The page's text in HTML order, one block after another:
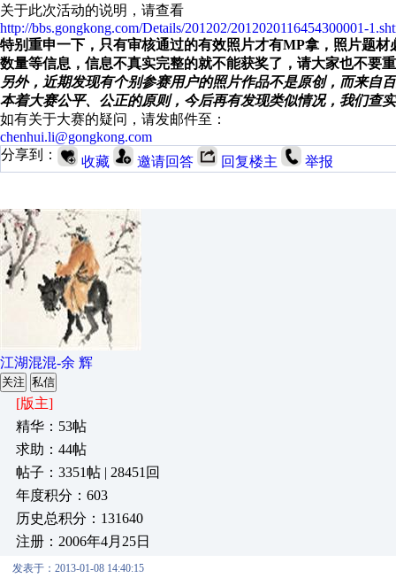
关于此次活动的说明，请查看
http://bbs.gongkong.com/Details/201202/2012020116454300001-
特别重申一下，只有审核通过的有效照片才有MP拿，照片题
数量等信息，信息不真实完整的就不能获奖了，请大家也不要
另外，近期发现有个别参赛用户的照片作品不是原创，而来自
本着大赛公平、公正的原则，今后再有发现类似情况，我们查
如有关于大赛的疑问，请发邮件至：
chenhui.li@gongkong.com
分享到：
收藏 邀请回答 回复楼主 举报
江湖混混-余 辉
关注 私信
[版主]
精华：53帖
求助：44帖
帖子：3351帖 | 28451回
年度积分：603
历史总积分：131640
注册：2006年4月25日
发表于：2013-01-08 14:40:15